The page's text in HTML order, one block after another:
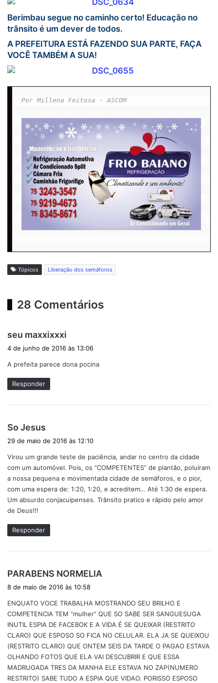
Berimbau segue no caminho certo! Educação no
trânsito é um dever de todos.
A PREFEITURA ESTÁ FAZENDO SUA PARTE, FAÇA
VOCÊ TAMBÉM A SUA!
Por Millena Feitosa - ASCOM
Tópicos Liberação dos semáforos
28 Comentários
seu maxxixxxi
s
4 de junho de 2016 às 13:06
A prefeita parece dona pocina
Responder
So Jesus
i
s
e
:
29 de maio de 2016 às 12:10
Virou um grande teste de paciência, andar no centro da cidade
com um automóvel. Pois, os “COMPETENTES” de plantão, poluíram
a nossa pequena e movimentada cidade de semáforos, e o pior,
com uma espera de: 1:20, 1:20, e acreditem… Até 1:30 de espera.
Um absurdo conjacuipenses. Trânsito pratico e rápido pelo amor
de Deus!!!
Responder
PARABENS NORMELIA
s
e
:
8 de maio de 2016 às 10:58
ENQUATO VOCE TRABALHA MOSTRANDO SEU BRILHO E
COMPETENCIA TEM “mulher” QUE SO SABE SER SANGUESUGA
INUTIL ESPIA DE FACEBOK E A VIDA É SE QUEIXAR (RESTRITO
CLARO) QUE ESPOSO SO FICA NO CELULAR. ELA JA SE QUEIXOU
(RESTRITO CLARO) QUE ONTEM SEIS DA TARDE O PAGAO ESTAVA
OLHANDO FOTOS QUE ELA VAI DESCUBRIR E QUE ESSA
MADRUGADA TRES DA MANHA ELE ESTAVA NO ZAP(NUMERO
RESTRITO) SABE TUDO A ESPIA QUE VIDAO. PORISSO ESPOSO